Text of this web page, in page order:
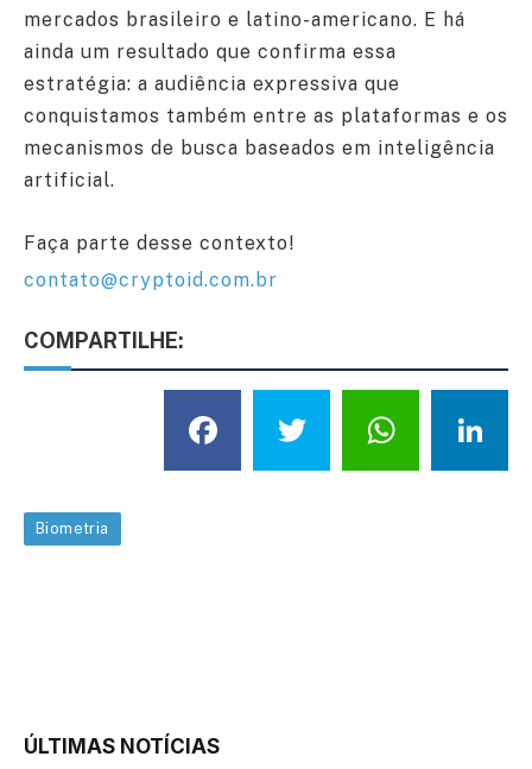
mercados brasileiro e latino-americano. E há
ainda um resultado que confirma essa
estratégia: a audiência expressiva que
conquistamos também entre as plataformas e os
mecanismos de busca baseados em inteligência
artificial.
Faça parte desse contexto!
contato@cryptoid.com.br
COMPARTILHE:
Facebook
Twitter
Biometria
ÚLTIMAS NOTÍCIAS